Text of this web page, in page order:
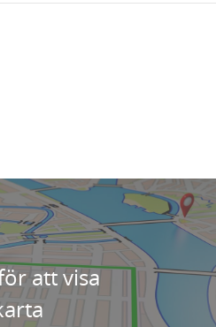
att visa